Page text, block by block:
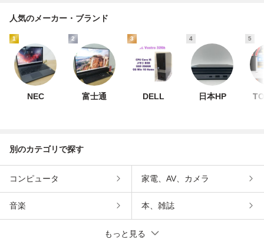
人気のメーカー・ブランド
1
NEC
2
富士通
3
DELL
4
日本HP
5
別のカテゴリで探す
コンピュータ 家電、AV、カメラ
音楽 本、雑誌
もっと見る